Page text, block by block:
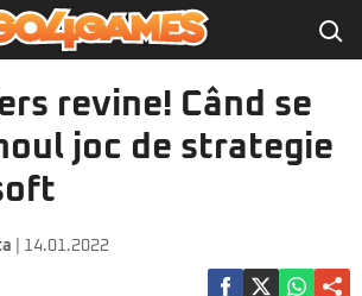
revine! Când se
joc de strategie
| 14.01.2022